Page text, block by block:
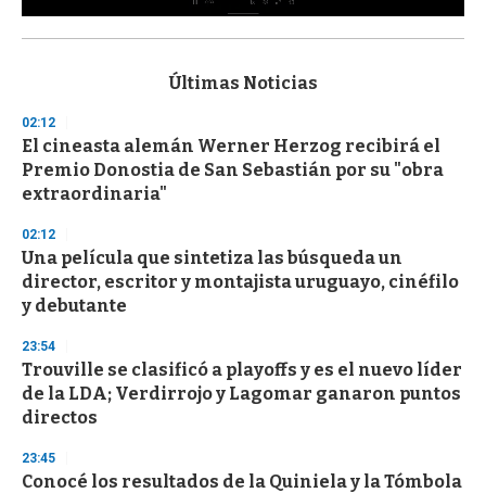
s
d
s
o
f
3
s
e
c
o
n
d
Últimas Noticias
02:12
El cineasta alemán Werner Herzog recibirá el
Premio Donostia de San Sebastián por su "obra
extraordinaria"
02:12
Una película que sintetiza las búsqueda un
director, escritor y montajista uruguayo, cinéfilo
y debutante
23:54
Trouville se clasificó a playoffs y es el nuevo líder
de la LDA; Verdirrojo y Lagomar ganaron puntos
directos
23:45
Conocé los resultados de la Quiniela y la Tómbola